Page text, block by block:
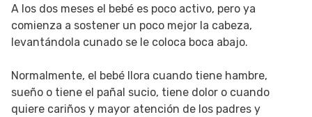
A los dos meses el bebé es poco activo, pero ya
comienza a sostener un poco mejor la cabeza,
levantándola cunado se le coloca boca abajo.
Normalmente, el bebé llora cuando tiene hambre,
sueño o tiene el pañal sucio, tiene dolor o cuando
quiere cariños y mayor atención de los padres y